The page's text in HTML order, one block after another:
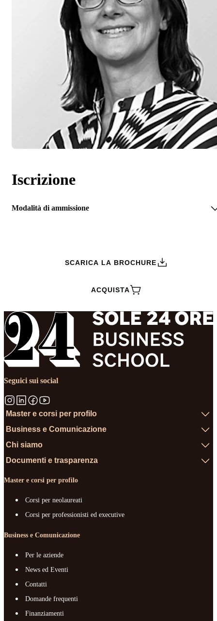
Iscrizione
Modalità di ammissione
SCARICA LA BROCHURE
ACQUISTA
Seguici sui social
Master e corsi per profilo
Business e Comunicazione
Chi siamo
Documenti e trasparenza
Master e corsi per profilo
Corsi per neolaureati
Corsi per professionisti ed executive
Business e Comunicazione
Per le aziende
News ed Eventi
Contatti
Domande frequenti
Finanziamenti